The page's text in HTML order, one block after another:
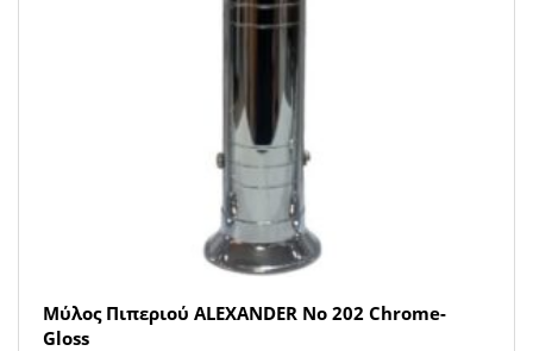
Μύλος Πιπεριού ALEXANDER Νο 202 Chrome-
Gloss